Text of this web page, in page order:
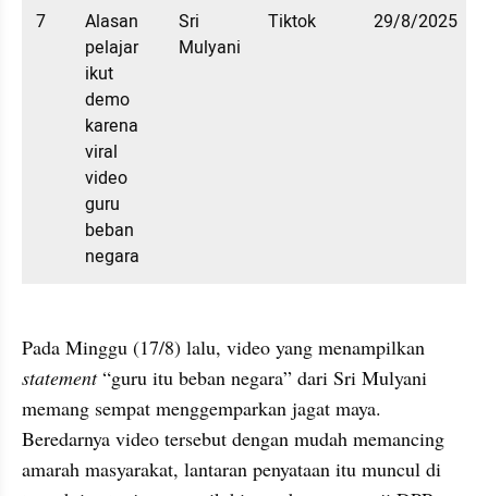
7
Alasan
pelajar
ikut
demo
karena
viral
video
guru
beban
negara
Sri
Mulyani
Tiktok 29/8/2025
statement “guru itu beban negara” dari Sri Mulyani
memang sempat menggemparkan jagat maya.
Beredarnya video tersebut dengan mudah memancing
amarah masyarakat, lantaran penyataan itu muncul di